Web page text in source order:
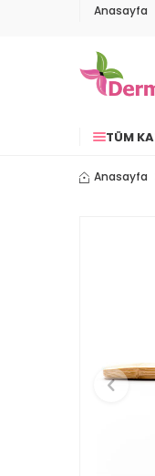
Anasayfa
TÜM
Anasayfa